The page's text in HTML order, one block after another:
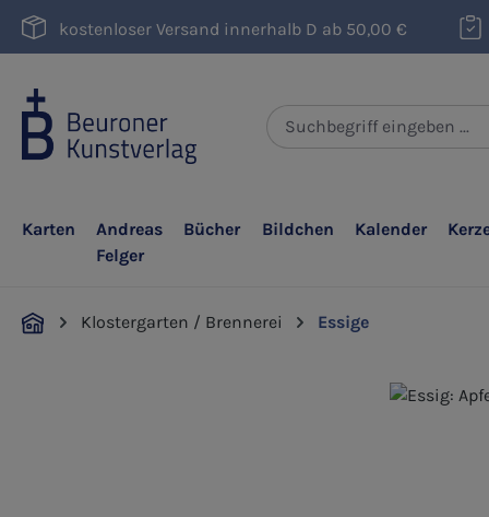
Hauptinhalt springen
Zur Suche springen
Zur Hauptnavigation springen
kostenloser Versand innerhalb D ab 50,00 €
Karten
Andreas
Felger
Bücher Bildchen Kalender
Klostergarten / Brennerei Essige